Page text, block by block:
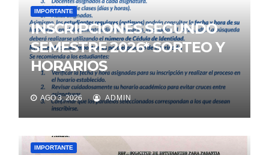
IMPORTANTE
INSCRIPCIONES SEGUNDO
SEMESTRE 2026* SORTEO Y
HORARIOS
AGO 3, 2026 ADMIN
IMPORTANTE